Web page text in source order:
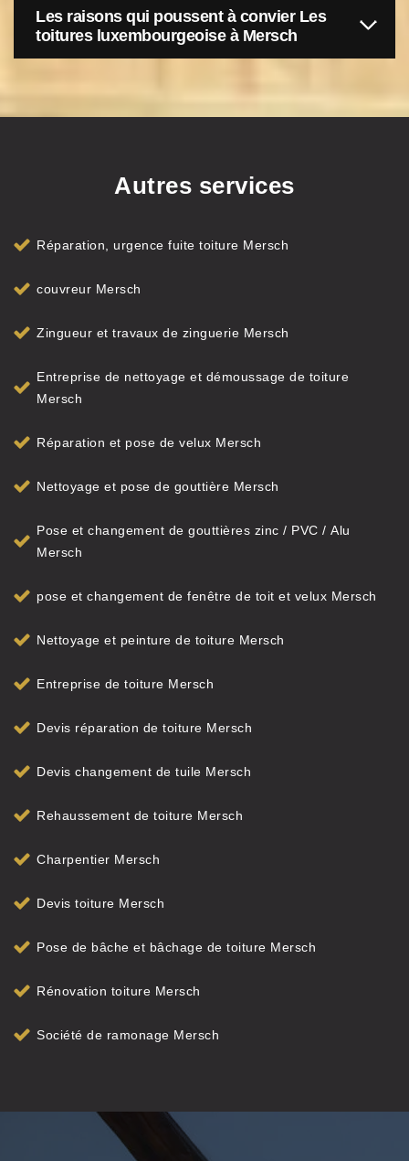
Les raisons qui poussent à convier Les
toitures luxembourgeoise à Mersch
Autres services
Réparation, urgence fuite toiture Mersch
couvreur Mersch
Zingueur et travaux de zinguerie Mersch
Entreprise de nettoyage et démoussage de toiture
Mersch
Réparation et pose de velux Mersch
Nettoyage et pose de gouttière Mersch
Pose et changement de gouttières zinc / PVC / Alu
Mersch
pose et changement de fenêtre de toit et velux Mersch
Nettoyage et peinture de toiture Mersch
Entreprise de toiture Mersch
Devis réparation de toiture Mersch
Devis changement de tuile Mersch
Rehaussement de toiture Mersch
Charpentier Mersch
Devis toiture Mersch
Pose de bâche et bâchage de toiture Mersch
Rénovation toiture Mersch
Société de ramonage Mersch